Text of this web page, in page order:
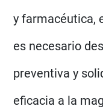
y farmacéutica,
es necesario
preventiva y
eficacia a la